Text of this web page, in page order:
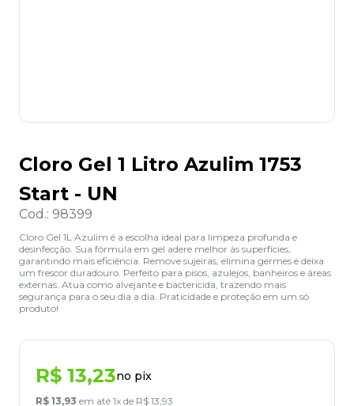
Cloro Gel 1 Litro Azulim 1753
Start - UN
Cod.: 98399
Cloro Gel 1L Azulim é a escolha ideal para limpeza profunda e
desinfecção. Sua fórmula em gel adere melhor às superfícies,
garantindo mais eficiência. Remove sujeiras, elimina germes e deixa
um frescor duradouro. Perfeito para pisos, azulejos, banheiros e áreas
externas. Atua como alvejante e bactericida, trazendo mais
segurança para o seu dia a dia. Praticidade e proteção em um só
produto!
R$ 13,23no pix
R$ 13,93 em até 1x de R$ 13,93